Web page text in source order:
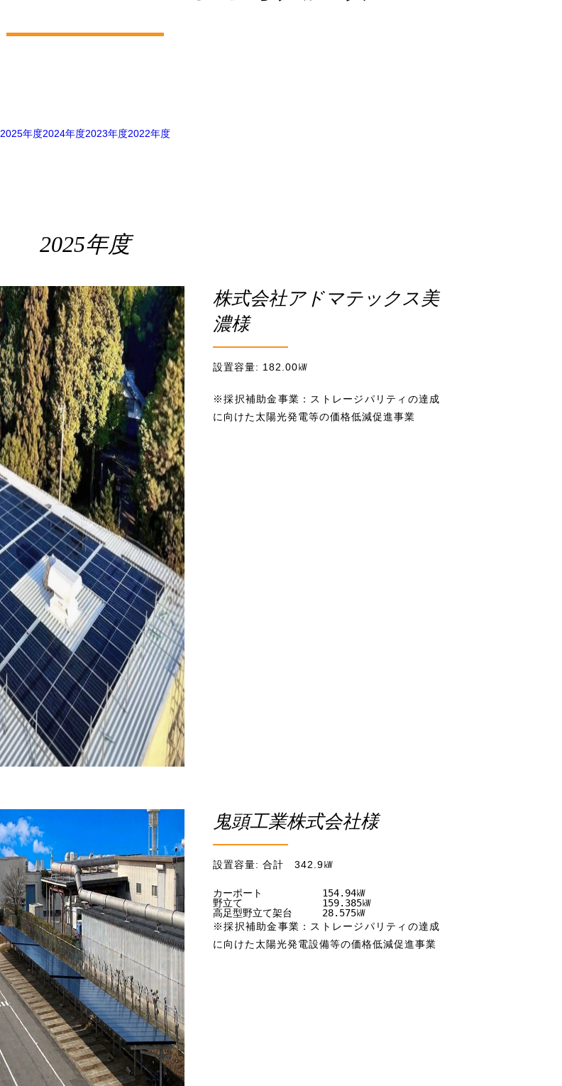
2025年度2024年度2023年度2022年度
2025年度
株式会社アドマテックス美
濃様
設置容量: 182.00㎾
※採択補助金事業：ストレージパリティの達成
に向けた太陽光発電等の価格低減促進事業
鬼頭工業株式会社様
設置容量: 合計 342.9㎾
カーポート　　　　　　154.94㎾
野立て　　　　　　　　159.385㎾
高足型野立て架台　　　28.575㎾
※採択補助金事業：ストレージパリティの達成
に向けた太陽光発電設備等の価格低減促進事業